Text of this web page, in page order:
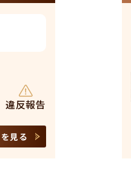
違反報告
見る